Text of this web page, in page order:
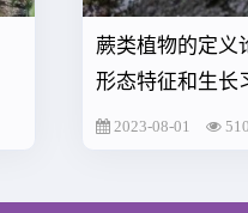
蕨类植物的定义
形态特征和生长
2023-08-01 510